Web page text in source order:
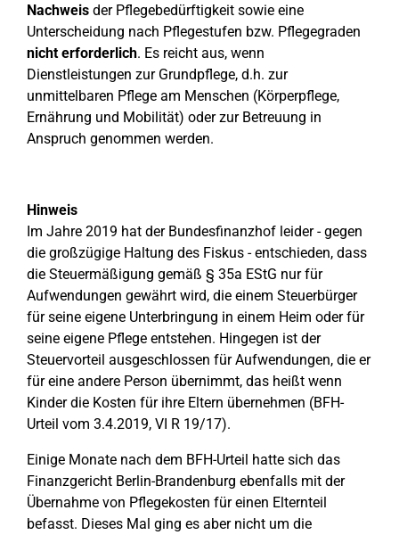
Nachweis der Pflegebedürftigkeit sowie eine
Unterscheidung nach Pflegestufen bzw. Pflegegraden
nicht erforderlich. Es reicht aus, wenn
Dienstleistungen zur Grundpflege, d.h. zur
unmittelbaren Pflege am Menschen (Körperpflege,
Ernährung und Mobilität) oder zur Betreuung in
Anspruch genommen werden.
Hinweis
Im Jahre 2019 hat der Bundesfinanzhof leider - gegen
die großzügige Haltung des Fiskus - entschieden, dass
die Steuermäßigung gemäß § 35a EStG nur für
Aufwendungen gewährt wird, die einem Steuerbürger
für seine eigene Unterbringung in einem Heim oder für
seine eigene Pflege entstehen. Hingegen ist der
Steuervorteil ausgeschlossen für Aufwendungen, die er
für eine andere Person übernimmt, das heißt wenn
Kinder die Kosten für ihre Eltern übernehmen (BFH-
Urteil vom 3.4.2019, VI R 19/17).
Einige Monate nach dem BFH-Urteil hatte sich das
Finanzgericht Berlin-Brandenburg ebenfalls mit der
Übernahme von Pflegekosten für einen Elternteil
befasst. Dieses Mal ging es aber nicht um die